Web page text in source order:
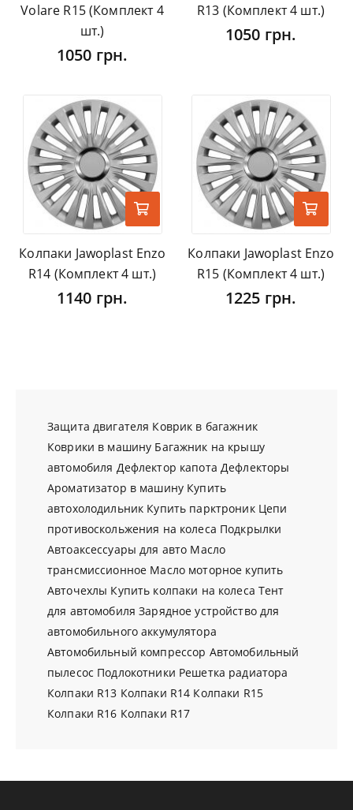
Volare R15 (Комплект 4
шт.)
1050 грн.
R13 (Комплект 4 шт.)
1050 грн.
Колпаки Jawoplast Enzo
R14 (Комплект 4 шт.)
1140 грн.
Колпаки Jawoplast Enzo
R15 (Комплект 4 шт.)
1225 грн.
Защита двигателя Коврик в багажник
Коврики в машину Багажник на крышу
автомобиля Дефлектор капота Дефлекторы
Ароматизатор в машину Купить
автохолодильник Купить парктроник Цепи
противоскольжения на колеса Подкрылки
Автоаксессуары для авто Масло
трансмиссионное Масло моторное купить
Авточехлы Купить колпаки на колеса Тент
для автомобиля Зарядное устройство для
автомобильного аккумулятора
Автомобильный компрессор Автомобильный
пылесос Подлокотники Решетка радиатора
Колпаки R13 Колпаки R14 Колпаки R15
Колпаки R16 Колпаки R17